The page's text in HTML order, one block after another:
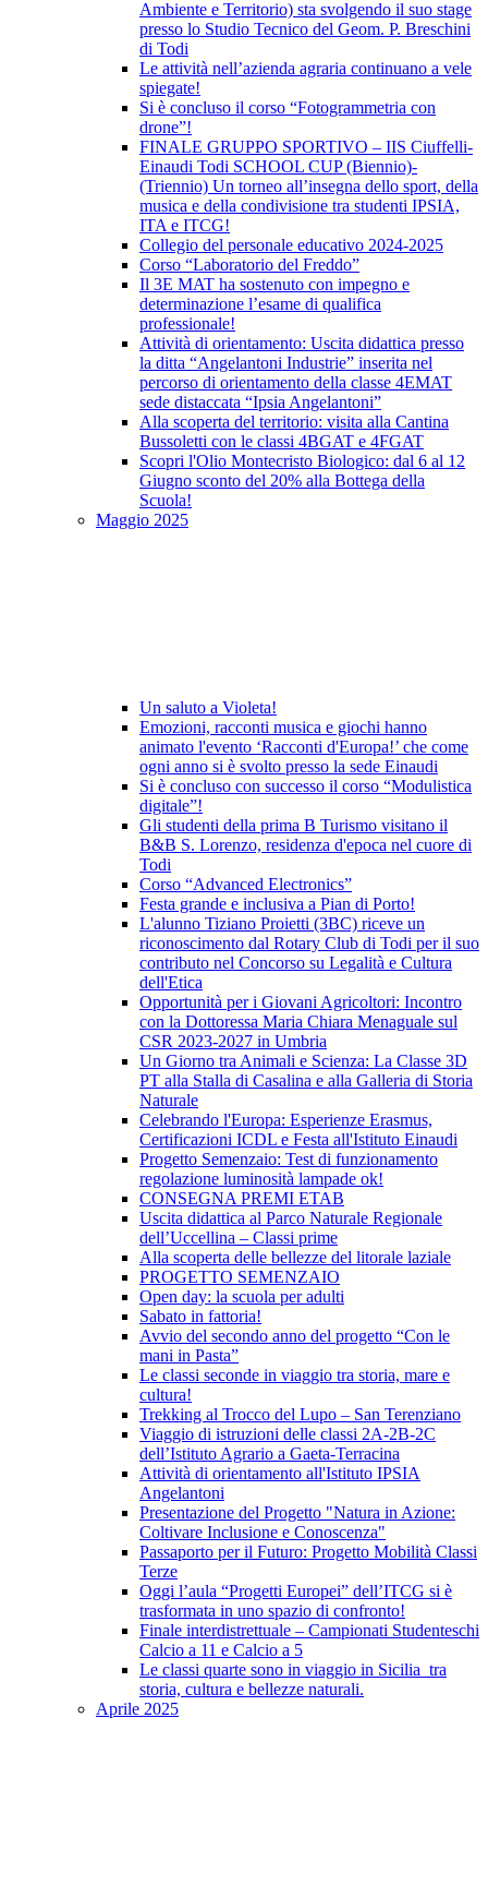
Ambiente e Territorio) sta svolgendo il suo stage
presso lo Studio Tecnico del Geom. P. Breschini
di Todi
Le attività nell’azienda agraria continuano a vele
spiegate!
Si è concluso il corso “Fotogrammetria con
drone”!
FINALE GRUPPO SPORTIVO – IIS Ciuffelli-
Einaudi Todi SCHOOL CUP (Biennio)-
(Triennio) Un torneo all’insegna dello sport, della
musica e della condivisione tra studenti IPSIA,
ITA e ITCG!
Collegio del personale educativo 2024-2025
Corso “Laboratorio del Freddo”
Il 3E MAT ha sostenuto con impegno e
determinazione l’esame di qualifica
professionale!
Attività di orientamento: Uscita didattica presso
la ditta “Angelantoni Industrie” inserita nel
percorso di orientamento della classe 4EMAT
sede distaccata “Ipsia Angelantoni”
Alla scoperta del territorio: visita alla Cantina
Bussoletti con le classi 4BGAT e 4FGAT
Scopri l'Olio Montecristo Biologico: dal 6 al 12
Giugno sconto del 20% alla Bottega della
Scuola!
Maggio 2025
Un saluto a Violeta!
Emozioni, racconti musica e giochi hanno
animato l'evento ‘Racconti d'Europa!’ che come
ogni anno si è svolto presso la sede Einaudi
Si è concluso con successo il corso “Modulistica
digitale”!
Gli studenti della prima B Turismo visitano il
B&B S. Lorenzo, residenza d'epoca nel cuore di
Todi
Corso “Advanced Electronics”
Festa grande e inclusiva a Pian di Porto!
L'alunno Tiziano Proietti (3BC) riceve un
riconoscimento dal Rotary Club di Todi per il suo
contributo nel Concorso su Legalità e Cultura
dell'Etica
Opportunità per i Giovani Agricoltori: Incontro
con la Dottoressa Maria Chiara Menaguale sul
CSR 2023-2027 in Umbria
Un Giorno tra Animali e Scienza: La Classe 3D
PT alla Stalla di Casalina e alla Galleria di Storia
Naturale
Celebrando l'Europa: Esperienze Erasmus,
Certificazioni ICDL e Festa all'Istituto Einaudi
Progetto Semenzaio: Test di funzionamento
regolazione luminosità lampade ok!
CONSEGNA PREMI ETAB
Uscita didattica al Parco Naturale Regionale
dell’Uccellina – Classi prime
Alla scoperta delle bellezze del litorale laziale
PROGETTO SEMENZAIO
Open day: la scuola per adulti
Sabato in fattoria!
Avvio del secondo anno del progetto “Con le
mani in Pasta”
Le classi seconde in viaggio tra storia, mare e
cultura!
Trekking al Trocco del Lupo – San Terenziano
Viaggio di istruzioni delle classi 2A-2B-2C
dell’Istituto Agrario a Gaeta-Terracina
Attività di orientamento all'Istituto IPSIA
Angelantoni
Presentazione del Progetto "Natura in Azione:
Coltivare Inclusione e Conoscenza"
Passaporto per il Futuro: Progetto Mobilità Classi
Terze
Oggi l’aula “Progetti Europei” dell’ITCG si è
trasformata in uno spazio di confronto!
Finale interdistrettuale – Campionati Studenteschi
Calcio a 11 e Calcio a 5
Le classi quarte sono in viaggio in Sicilia tra
storia, cultura e bellezze naturali.
Aprile 2025